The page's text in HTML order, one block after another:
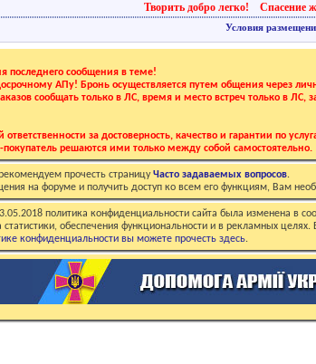
Творить добро легко! Спасение
Условия
последнего сообщения в теме!
АПу! Бронь осуществляется путем общения через
сообщать только в ЛС, время и место встреч только в
за достоверность, качество и гарантии по
решаются ими только между собой самостоятельно.
прочесть страницуЧасто задаваемых вопросов.
на форуме и получить доступ ко всем его функциям, Вам
политика конфиденциальности сайта была изменена в
обеспечения функциональности и в рекламных
конфиденциальности вы можете прочесть здесь.